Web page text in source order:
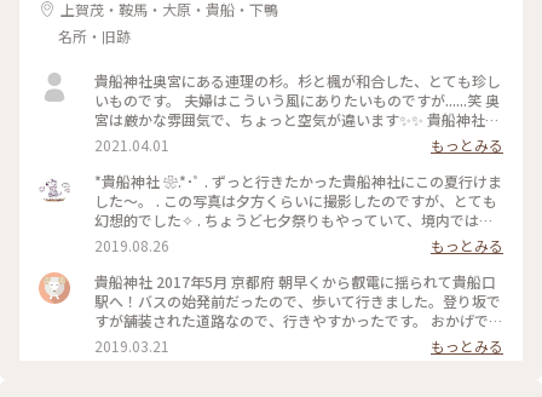
上賀茂・鞍馬・大原・貴船・下鴨
名所・旧跡
貴船神社奥宮にある連理の杉。杉と楓が和合した、とても珍し
いものです。 夫婦はこういう風にありたいものですが......笑 奥
宮は厳かな雰囲気で、ちょっと空気が違います✨✨ 貴船神社ま
で行かれたら、是非行ってみてほしいです。
2021.04.01
もっとみる
*貴船神社 ❀.*･ﾟ . ずっと行きたかった貴船神社にこの夏行けま
した～。 . この写真は夕方くらいに撮影したのですが、とても
幻想的でした✧︎ . ちょうど七夕祭りもやっていて、境内では七
夕がたくさんありました🎋✧̣̥̇ . #貴船神社 #神社巡り #旅のひと
とき #夏旅2019
2019.08.26
もっとみる
貴船神社 2017年5月 京都府 朝早くから叡電に揺られて貴船口
駅へ！バスの始発前だったので、歩いて行きました。登り坂で
すが舗装された道路なので、行きやすかったです。 おかげで人
の少ないシーンとした空気を味わえたので良かったです。 御朱
印ももらえて大満足でした☺️ 京都旅行は早寝早起きになりま
2019.03.21 もっとみる